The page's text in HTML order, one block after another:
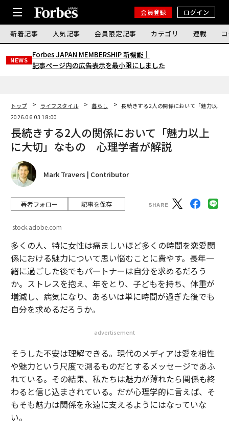
会員登録 ログイン
新着記事 人気記事 会員限定記事 カテゴリ 連載
NEWS
Forbes JAPAN MEMBERSHIP 新機能｜
記事ページ内の広告表示を最小限にしました
トップ ライフスタイル 暮らし
長続きする2人の関係において「魅力以上
2026.06.03 18:00
長続きする2人の関係において「魅力以上
に大切」なもの 心理学者が解説
Mark Travers | Contributor
著者フォロー 記事を保存
stock.adobe.com
多くの人、特に女性は痛ましいほど多くの時間を恋愛関
係における魅力について思い悩むことに費やす。長年一
緒に過ごした後でもパートナーは自分を求めるだろう
か。ストレスを抱え、年をとり、子どもを持ち、体重が
増減し、病気になり、あるいは単に時間が過ぎた後でも
自分を求めるだろうか。
advertisement
そうした不安は理解できる。現代のメディアは愛を相性
や魅力という尺度で測るものだとするメッセージであふ
れている。その結果、私たちは魅力が薄れたら関係も終
わると信じ込まされている。だが心理学的に言えば、そ
もそも魅力は関係を永遠に支えるようにはなっていな
い。